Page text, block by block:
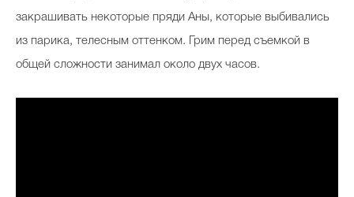
Тесты
закрашивать некоторые пряди Аны, которые выбивались
из парика, телесным оттенком. Грим перед съемкой в
общей сложности занимал около двух часов.